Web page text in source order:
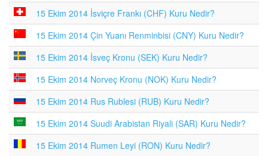
15 Ekim 2014 İsviçre Frankı (CHF) Kuru Nedir?
15 Ekim 2014 Çin Yuanı Renminbisi (CNY) Kuru Nedir?
15 Ekim 2014 İsveç Kronu (SEK) Kuru Nedir?
15 Ekim 2014 Norveç Kronu (NOK) Kuru Nedir?
15 Ekim 2014 Rus Rublesi (RUB) Kuru Nedir?
15 Ekim 2014 Suudi Arabistan Riyali (SAR) Kuru Nedir?
15 Ekim 2014 Rumen Leyi (RON) Kuru Nedir?